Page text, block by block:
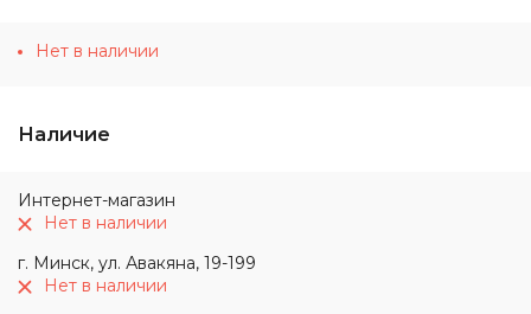
Нет в наличии
Наличие
Интернет-магазин
Нет в наличии
г. Минск, ул. Авакяна, 19-199
Нет в наличии